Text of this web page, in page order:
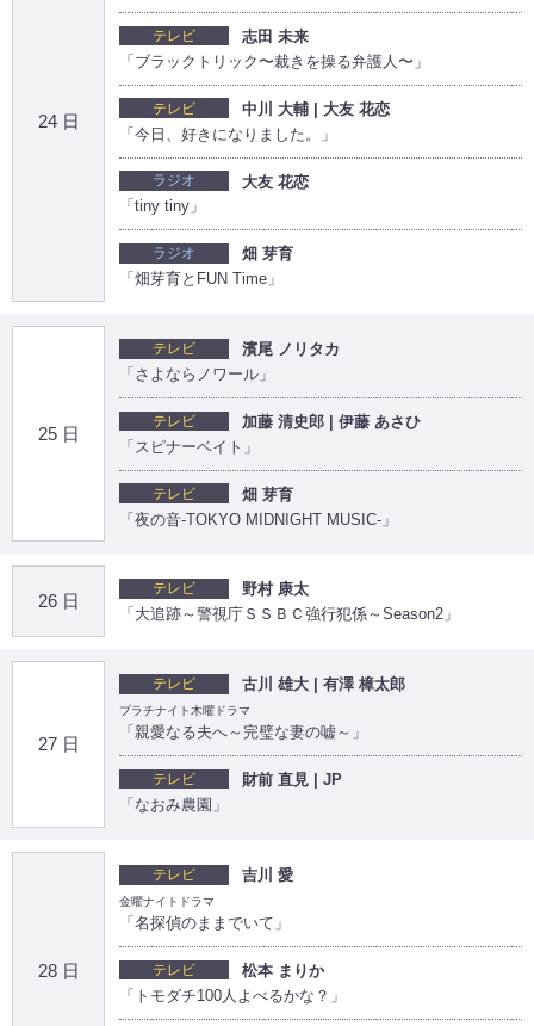
24 日
テレビ
志田 未来
「ブラックトリック〜裁きを操る弁護人〜」
テレビ
中川 大輔 | 大友 花恋
「今日、好きになりました。」
ラジオ
大友 花恋
「tiny tiny」
ラジオ
畑 芽育
「畑芽育とFUN Time」
25 日
テレビ
濱尾 ノリタカ
「さよならノワール」
テレビ
加藤 清史郎 | 伊藤 あさひ
「スピナーベイト」
テレビ
畑 芽育
「夜の音-TOKYO MIDNIGHT MUSIC-」
26 日
テレビ
野村 康太
「大追跡～警視庁ＳＳＢＣ強行犯係～Season2」
27 日
テレビ 古川 雄大 | 有澤 樟太郎
プラチナイト木曜ドラマ
「親愛なる夫へ～完璧な妻の嘘～」
テレビ
財前 直見 | JP
「なおみ農園」
28 日
テレビ 吉川 愛
金曜ナイトドラマ
「名探偵のままでいて」
テレビ
松本 まりか
「トモダチ100人よべるかな？」